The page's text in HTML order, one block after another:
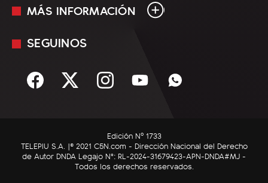
En Vivo
Sociedad
C5N Autos
RatingCero
MÁS INFORMACIÓN
Mediakit
Términos y condiciones
SEGUINOS
Edición Nº 1733
TELEPIU S.A. |© 2021 C5N.com - Dirección Nacional del Derecho
de Autor DNDA Legajo N°: RL-2024-31679423-APN-DNDA#MJ -
Todos los derechos reservados.